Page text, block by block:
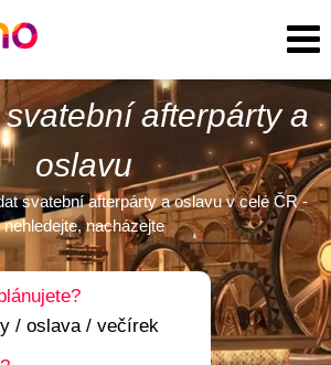
afterpárty a
oslavu
svatební afterpárty a oslavu v celé ČR -
nehledejte, nacházejte